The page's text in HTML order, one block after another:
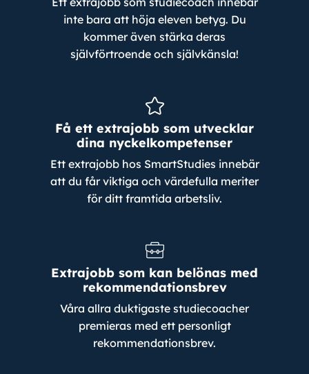
inte bara att höja eleven betyg. Du
kommer även stärka deras
självförtroende och självkänsla!
Få ett extrajobb som utvecklar
dina nyckelkompetenser
Ett extrajobb hos SmartStudies innebär
att du får viktiga och värdefulla meriter
för ditt framtida arbetsliv.
Extrajobb som kan belönas med
rekommendationsbrev
Våra allra duktigaste studiecoacher
premieras med ett personligt
rekommendationsbrev.